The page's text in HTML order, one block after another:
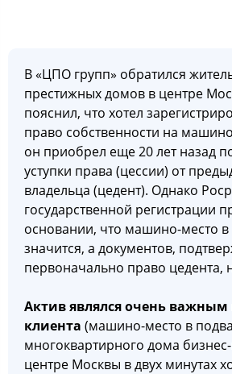
В «ЦПО групп» обратился
престижных домов в центре
пояснил, что хотел
право собственности на
он приобрел еще 20 лет назад
уступки права (цессии) от
владельца (цедент). Однако
государственной регистрации
основании, что машино-место
значится, а документов,
первоначально право цедента,
Актив являлся очень
клиента (машино-место в
многоквартирного дома
центре Москвы в двух минутах